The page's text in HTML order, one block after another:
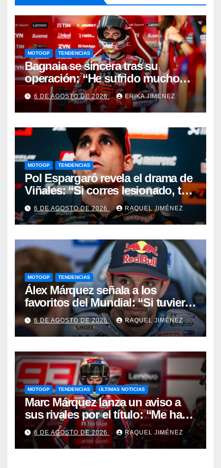
MOTOGP TENDENCIAS
Bagnaia se sincera tras su
operación: “He sufrido mucho
durante el último año y medio”
6 DE AGOSTO DE 2026 ERIKA JIMENEZ
MOTOGP TENDENCIAS
Pol Espargaró revela el drama de
Viñales: “Si corres lesionado, te
juzgan; si no corres,
desapareces”
6 DE AGOSTO DE 2026 RAQUEL JIMÉNEZ
MOTOGP TENDENCIAS
Álex Márquez señala a los
favoritos del Mundial: “Si tuviera
que apostar mi dinero, ya sabéis
por quién sería”
6 DE AGOSTO DE 2026 RAQUEL JIMÉNEZ
MOTOGP TENDENCIAS ÚLTIMAS NOTICIAS
Marc Márquez lanza un aviso a
sus rivales por el título: “Me han
dado una segunda oportunidad”
6 DE AGOSTO DE 2026 RAQUEL JIMÉNEZ